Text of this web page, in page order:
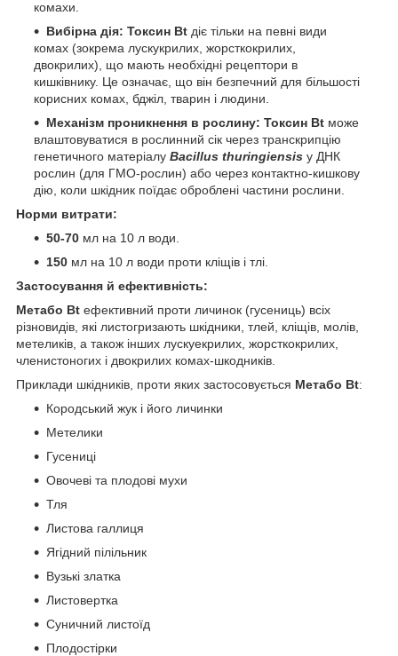
комахи.
Вибірна дія: Токсин Bt діє тільки на певні види
комах (зокрема лускукрилих, жорсткокрилих,
двокрилих), що мають необхідні рецептори в
кишківнику. Це означає, що він безпечний для більшості
корисних комах, бджіл, тварин і людини.
Механізм проникнення в рослину: Токсин Bt може
влаштовуватися в рослинний сік через транскрипцію
генетичного матеріалу Bacillus thuringiensis у ДНК
рослин (для ГМО-рослин) або через контактно-кишкову
дію, коли шкідник поїдає оброблені частини рослини.
Норми витрати:
50-70 мл на 10 л води.
150 мл на 10 л води проти кліщів і тлі.
Застосування й ефективність:
Метабо Bt ефективний проти личинок (гусениць) всіх
різновидів, які листогризають шкідники, тлей, кліщів, молів,
метеликів, а також інших лускуекрилих, жорсткокрилих,
членистоногих і двокрилих комах-шкодників.
Приклади шкідників, проти яких застосовується Метабо Bt:
Кородський жук і його личинки
Метелики
Гусениці
Овочеві та плодові мухи
Тля
Листова галлиця
Ягідний пілільник
Вузькі златка
Листовертка
Суничний листоїд
Плодостірки